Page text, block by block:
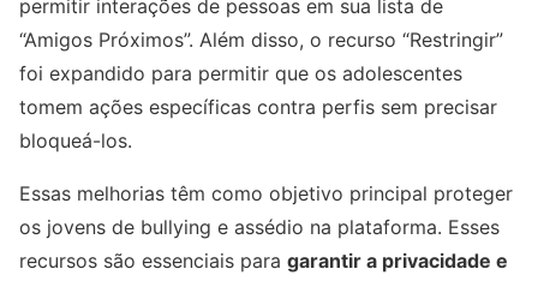
permitir interações de pessoas em sua lista de
“Amigos Próximos”. Além disso, o recurso “Restringir”
foi expandido para permitir que os adolescentes
tomem ações específicas contra perfis sem precisar
bloqueá-los.
Essas melhorias têm como objetivo principal proteger
os jovens de bullying e assédio na plataforma. Esses
recursos são essenciais para garantir a privacidade e